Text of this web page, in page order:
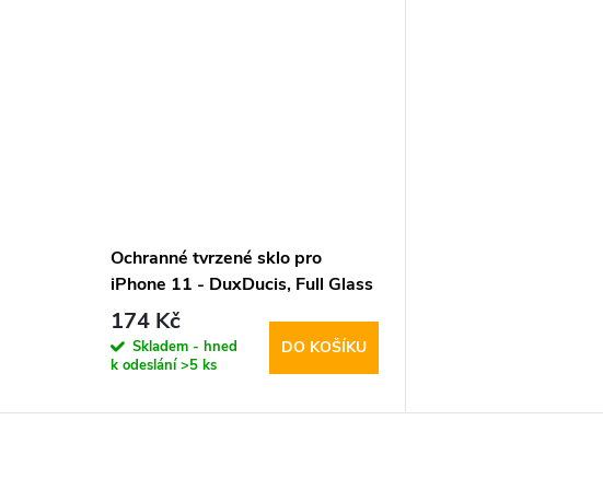
Ochranné tvrzené sklo pro
iPhone 11 - DuxDucis, Full Glass
Black
174 Kč
Skladem - hned
k odeslání>5 ks
DO KOŠÍKU